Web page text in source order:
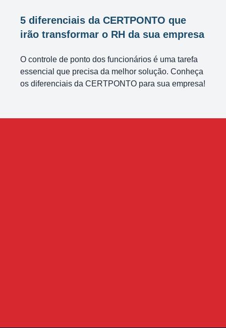
5 diferenciais da CERTPONTO que
irão transformar o RH da sua empresa
O controle de ponto dos funcionários é uma tarefa
essencial que precisa da melhor solução. Conheça
os diferenciais da CERTPONTO para sua empresa!